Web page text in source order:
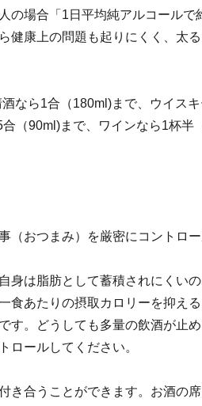
の場合「1日平均純アルコールで
健康上の問題も起りにくく、太
なら1合（180ml)まで、ウイス
（90ml)まで、ワインなら1杯半
おつまみ）を厳密にコントロー
身は脂肪として蓄積されにくい
食あたりの摂取カロリーを抑え
。どうしても多量の飲酒が止め
ロールしてください。
合うことができます。お酒の席